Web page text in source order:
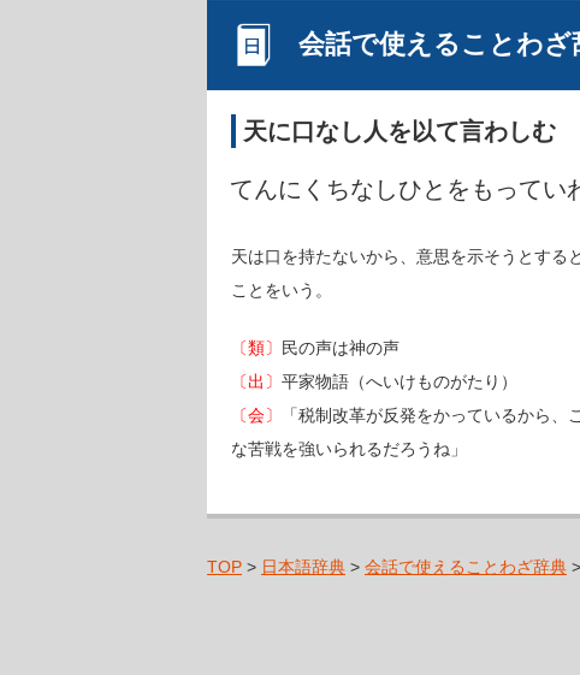
会話で使えることわざ
天に口なし人を以て言わしむ
てんにくちなしひとをもってい
天は口を持たないから、意思を示そうとする
ことをいう。
〔類〕
民の声は神の声
〔出〕 平家物語（へいけものがたり）
〔会〕
「税制改革が反発をかっているから
な苦戦を強いられるだろうね」
TOP > 日本語辞典 > 会話で使えることわざ辞典